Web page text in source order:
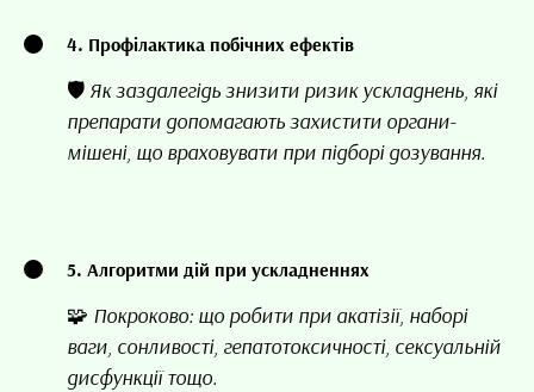
4. Профілактика побічних ефектів
🛡️ Як заздалегідь знизити ризик ускладнень, які
препарати допомагають захистити органи-
мішені, що враховувати при підборі дозування.
5. Алгоритми дій при ускладненнях
🧩 Покроково: що робити при акатізії, наборі
ваги, сонливості, гепатотоксичності, сексуальній
дисфункції тощо.